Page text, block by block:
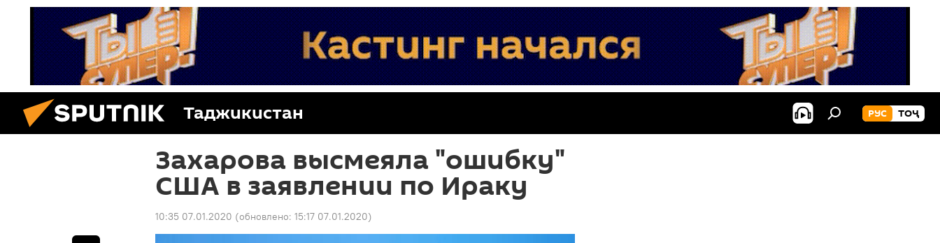
Таджикистан РУС ТОҶ
Захарова высмеяла "ошибку"
США в заявлении по Ираку
10:35 07.01.2020 (обновлено: 15:17 07.01.2020)